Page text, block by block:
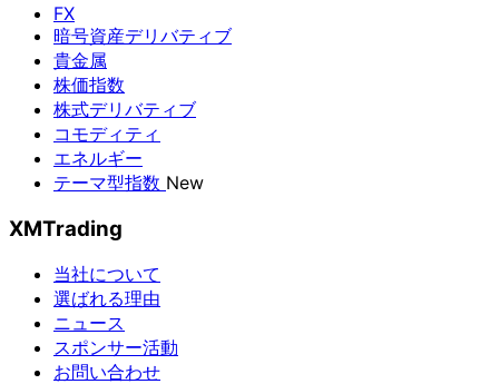
FX
暗号資産デリバティブ
貴金属
株価指数
株式デリバティブ
コモディティ
エネルギー
テーマ型指数 New
XMTrading
当社について
選ばれる理由
ニュース
スポンサー活動
お問い合わせ